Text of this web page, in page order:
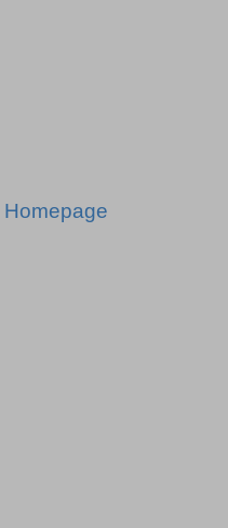
Homepage